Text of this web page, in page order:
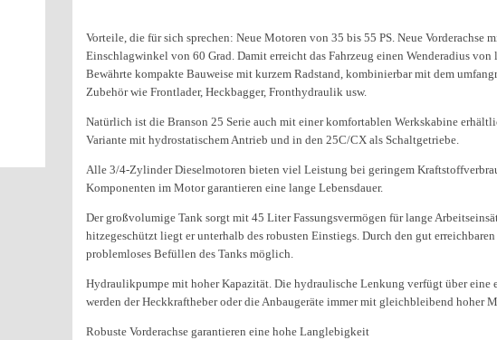
Vorteile, die für sich sprechen: Neue Motoren von 35 bis 55 PS. Neue Vorderachse
Einschlagwinkel von 60 Grad. Damit erreicht das Fahrzeug einen Wenderadius
Bewährte kompakte Bauweise mit kurzem Radstand, kombinierbar mit dem
Zubehör wie Frontlader, Heckbagger, Fronthydraulik usw.
Natürlich ist die Branson 25 Serie auch mit einer komfortablen Werkskabine
Variante mit hydrostatischem Antrieb und in den 25C/CX als Schaltgetriebe.
Alle 3/4-Zylinder Dieselmotoren bieten viel Leistung bei geringem
Komponenten im Motor garantieren eine lange Lebensdauer.
Der großvolumige Tank sorgt mit 45 Liter Fassungsvermögen für lange
hitzegeschützt liegt er unterhalb des robusten Einstiegs. Durch den gut
problemloses Befüllen des Tanks möglich.
Hydraulikpumpe mit hoher Kapazität. Die hydraulische Lenkung verfügt über eine
werden der Heckkraftheber oder die Anbaugeräte immer mit gleichbleibend hoher
Robuste Vorderachse garantieren eine hohe Langlebigkeit